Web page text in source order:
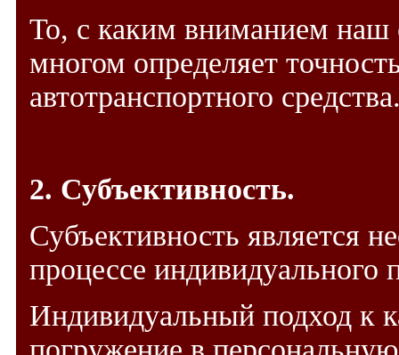
То, с каким вниманием наш
многом определяет
автотранспортного
2. Субъективность.
Субъективность является
процессе индивидуального
Индивидуальный подход к